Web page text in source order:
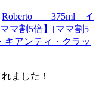
Roberto 375ml イ
マ割5倍】[ママ割5
キアンティ・クラッ
ました！